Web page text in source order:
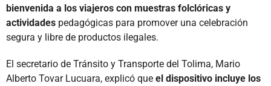
bienvenida a los viajeros con muestras folclóricas y
actividades pedagógicas para promover una celebración
segura y libre de productos ilegales.
El secretario de Tránsito y Transporte del Tolima, Mario
Alberto Tovar Lucuara, explicó que el dispositivo incluye los